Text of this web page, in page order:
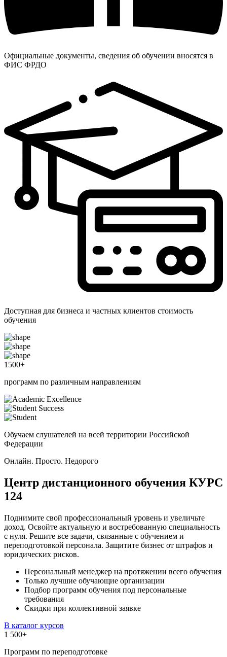
Официальные документы, сведения об обучении вносятся в
ФИС ФРДО
Доступная для бизнеса и частных клиентов стоимость
обучения
1500+
программ по различным направлениям
Обучаем слушателей на всей территории Российской
Федерации
Онлайн. Просто. Недорого
Центр дистанционного обучения КУРС
124
Поднимите свой профессиональный уровень и увеличьте
доход. Освойте актуальную и востребованную специальность
с нуля. Решите все задачи, связанные с обучением и
переподготовкой персонала. Защитите бизнес от штрафов и
юридических рисков.
Персональный менеджер на протяжении всего обучения
Только лучшие обучающие организации
Подбор программ обучения под персональные
требования
Скидки при коллективной заявке
В каталог курсов
1 500+
Программ по переподготовке